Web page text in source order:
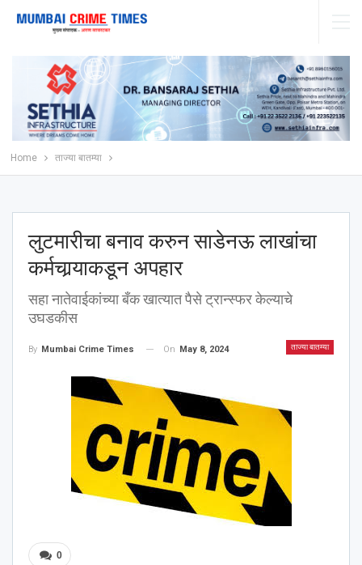
Home ताज्या बातम्या
लुटमारीचा बनाव करुन साडेनऊ लाखांचा
कर्मचार्‍याकडून अपहार
सहा नातेवाईकांच्या बँक खात्यात पैसे ट्रान्स्फर केल्याचे
उघडकीस
ताज्या बातम्या
By Mumbai Crime Times On May 8, 2024
0